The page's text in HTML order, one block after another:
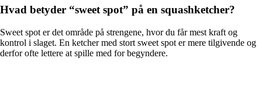
Hvad betyder “sweet spot” på en squashketcher?
Sweet spot er det område på strengene, hvor du får mest kraft og
kontrol i slaget. En ketcher med stort sweet spot er mere tilgivende og
derfor ofte lettere at spille med for begyndere.